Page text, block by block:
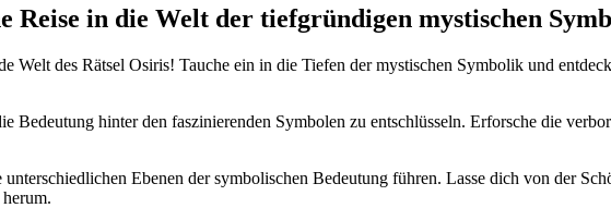
Reise in die Welt der tiefgründigen mystischen
des Rätsel Osiris! Tauche ein in die Tiefen der mystischen Symbolik und
hinter den faszinierenden Symbolen zu entschlüsseln. Erforsche die
Ebenen der symbolischen Bedeutung führen. Lasse dich von der